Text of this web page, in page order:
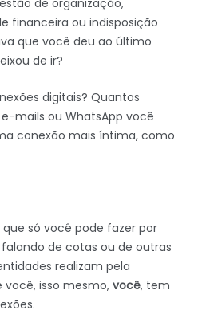
de organização,
financeira ou indisposição
que você deu ao último
de ir?
digitais? Quantos
mails ou WhatsApp você
conexão mais íntima, como
só você pode fazer por
de cotas ou de outras
realizam pela
você, isso mesmo, você, tem